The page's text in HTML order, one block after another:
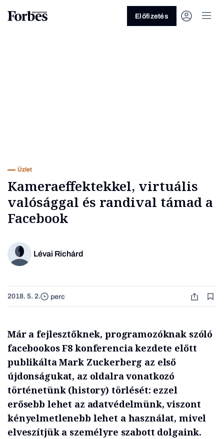
Előfizetés
Üzlet
Kameraeffektekkel, virtuális
valósággal és randival támad a
Facebook
Lévai Richárd
2018. 5. 2. perc
Már a fejlesztőknek, programozóknak szóló
facebookos F8 konferencia kezdete előtt
publikálta Mark Zuckerberg az első
újdonságukat, az oldalra vonatkozó
történetünk (history) törlését: ezzel
erősebb lehet az adatvédelmünk, viszont
kényelmetlenebb lehet a használat, mivel
elveszítjük a személyre szabott dolgaink.